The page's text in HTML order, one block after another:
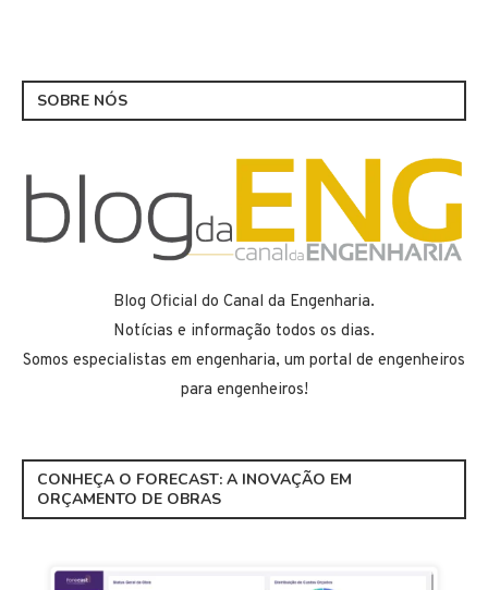
SOBRE NÓS
Blog Oficial do Canal da Engenharia.
Notícias e informação todos os dias.
Somos especialistas em engenharia, um portal de engenheiros
para engenheiros!
CONHEÇA O FORECAST: A INOVAÇÃO EM
ORÇAMENTO DE OBRAS